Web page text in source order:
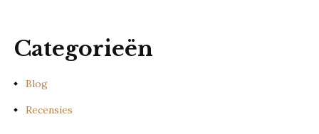
Categorieën
Blog
Recensies